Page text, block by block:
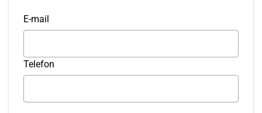
E-mail
Telefon Srpen
27 28 29 30 31 1 2